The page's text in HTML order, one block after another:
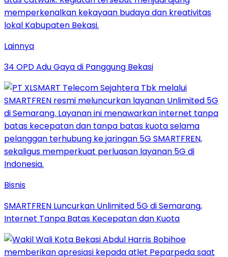
Lainnya
34 OPD Adu Gaya di Panggung Bekasi
Bisnis
SMARTFREN Luncurkan Unlimited 5G di Semarang,
Internet Tanpa Batas Kecepatan dan Kuota